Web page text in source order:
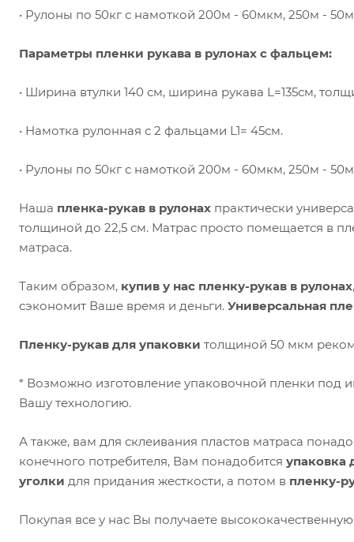
• Рулоны по 50кг с намоткой 200м - 60мкм, 250м -
Параметры пленки рукава в рулонах с фальцем:
• Ширина втулки 140 см, ширина рукава L=135см,
• Намотка рулонная с 2 фальцами L1= 45см.
• Рулоны по 50кг с намоткой 200м - 60мкм, 250м -
Наша пленка-рукав в рулонах практически
толщиной до 22,5 см. Матрас просто помещается в
матраса.
Таким образом, купив у нас пленку-рукав в рулонах
сэкономит Ваше время и деньги. Универсальная
Пленку-рукав для упаковки толщиной 50 мкм
* Возможно изготовление упаковочной пленки под
Вашу технологию.
А также, вам для склеивания пластов матраса
конечного потребителя, Вам понадобится упаковка
уголки для придания жесткости, а потом в пленку-
Покупая все у нас Вы получаете